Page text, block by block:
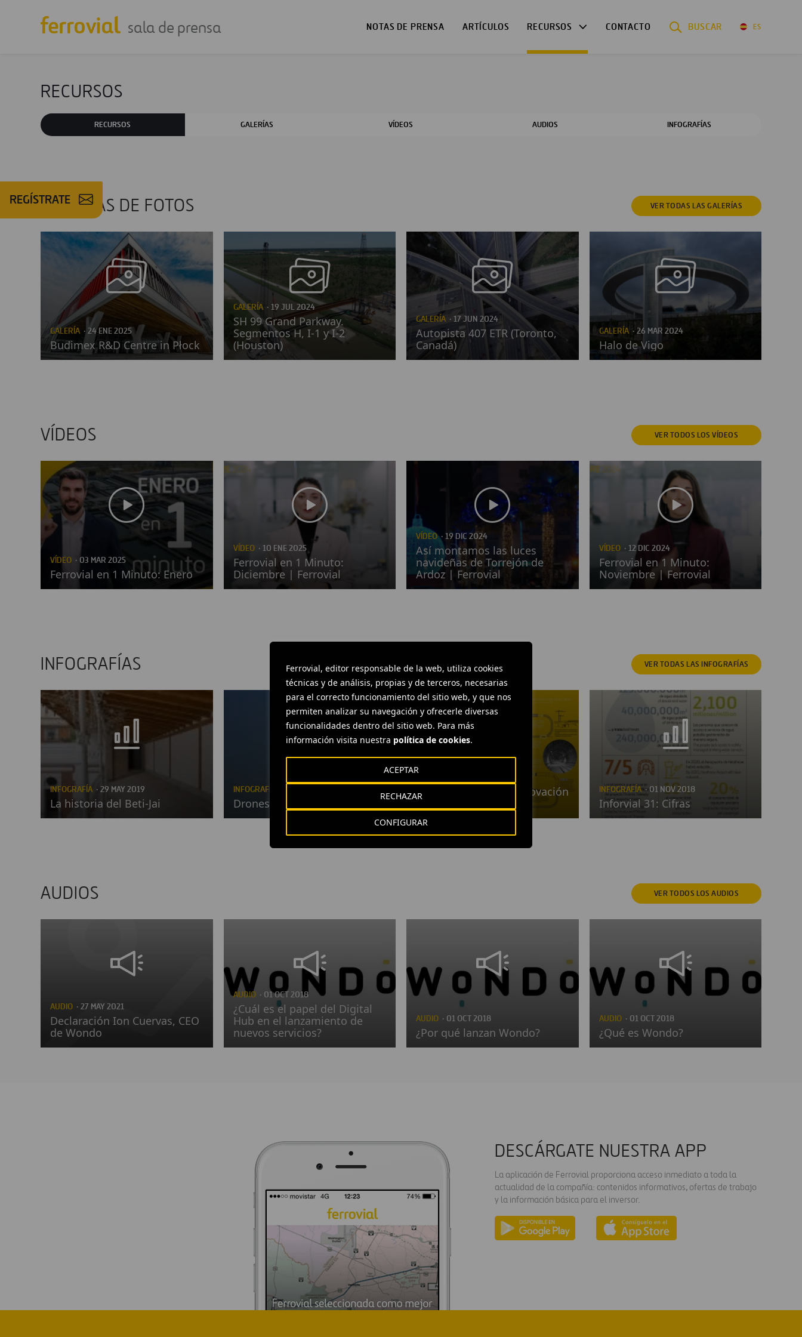
Ferrovial, editor responsable de la web, utiliza cookies
técnicas y de análisis, propias y de terceros, necesarias
para el correcto funcionamiento del sitio web, y que nos
permiten analizar su navegación y ofrecerle diversas
funcionalidades dentro del sitio web. Para más
información visita nuestra política de cookies.
CONFIGURAR
RECHAZAR
ACEPTAR
sala de prensa NOTAS DE PRENSA ARTÍCULOS RECURSOS CONTACTO BUSCAR ES
REGÍSTRATE
RECURSOS
RECURSOS GALERÍAS VÍDEOS AUDIOS INFOGRAFÍAS
GALERÍAS DE FOTOS VER TODAS LAS GALERÍAS
GALERÍA · 24 ENE 2025
Budimex R&D Centre in Płock
GALERÍA · 19 JUL 2024
SH 99 Grand Parkway.
Segmentos H, I-1 y I-2
(Houston)
GALERÍA · 17 JUN 2024
Autopista 407 ETR (Toronto,
Canadá)
GALERÍA · 26 MAR 2024
Halo de Vigo
VÍDEOS VER TODOS LOS VÍDEOS
VÍDEO · 03 MAR 2025
Ferrovial en 1 Minuto: Enero
VÍDEO · 10 ENE 2025
Ferrovial en 1 Minuto:
Diciembre | Ferrovial
VÍDEO · 19 DIC 2024
Así montamos las luces
navideñas de Torrejón de
Ardoz | Ferrovial
VÍDEO · 12 DIC 2024
Ferrovial en 1 Minuto:
Noviembre | Ferrovial
INFOGRAFÍAS VER TODAS LAS INFOGRAFÍAS
INFOGRAFÍA · 29 MAY 2019
La historia del Beti-Jai
INFOGRAFÍA
Drones
Más de 65 años de innovación
en ferrocarriles
INFOGRAFÍA · 01 NOV 2018
Inforvial 31: Cifras
AUDIOS VER TODOS LOS AUDIOS
AUDIO · 27 MAY 2021
Declaración Ion Cuervas, CEO
de Wondo
AUDIO · 01 OCT 2018
¿Cuál es el papel del Digital
Hub en el lanzamiento de
nuevos servicios?
AUDIO · 01 OCT 2018
¿Por qué lanzan Wondo?
AUDIO · 01 OCT 2018
¿Qué es Wondo?
DESCÁRGATE NUESTRA APP
La aplicación de Ferrovial proporciona acceso inmediato a toda la
actualidad de la compañía: contenidos informativos, ofertas de trabajo
y la información básica para el inversor.